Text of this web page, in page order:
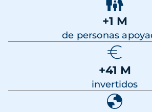
+1 M
de personas
+41 M
invertidos